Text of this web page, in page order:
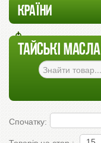
КРАЇНИ
ТАЙСЬКІ МАСЛА
Спочатку: